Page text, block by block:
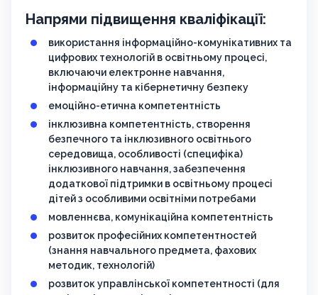
Напрями підвищення кваліфікації:
використання інформаційно-комунікативних та
цифрових технологій в освітньому процесі,
включаючи електронне навчання,
інформаційну та кібернетичну безпеку
емоційно-етична компетентність
інклюзивна компетентність, створення
безпечного та інклюзивного освітнього
середовища, особливості (специфіка)
інклюзивного навчання, забезпечення
додаткової підтримки в освітньому процесі
дітей з особливими освітніми потребами
мовленнєва, комунікаційна компетентність
розвиток професійних компетентностей
(знання навчального предмета, фахових
методик, технологій)
розвиток управлінської компетентності (для